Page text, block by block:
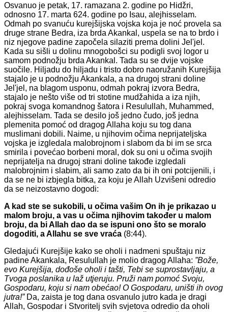
Osvanuo je petak, 17. ramazana 2. godine po Hidžri,
odnosno 17. marta 624. godine po Isau, alejhisselam.
Odmah po svanuću kurejšijska vojska koja je noć provela sa
druge strane Bedra, iza brda Akankal, uspela se na to brdo i
niz njegove padine započela silaziti prema dolini Jel'jel.
Kada su sišli u dolinu mnogobošci su podigli svoj logor u
samom podnožju brda Akankal. Tada su se dvije vojske
suočile. Hiljadu do hiljadu i tristo dobro naoružanih Kurejšija
stajalo je u podnožju Akankala, a na drugoj strani doline
Jel'jel, na blagom usponu, odmah pokraj izvora Bedra,
stajalo je nešto više od tri stotine mudžahida a iza njih,
pokraj svoga komandnog šatora i Resulullah, Muhammed,
alejhisselam. Tada se desilo još jedno čudo, još jedna
plemenita pomoć od dragog Allaha koju su tog dana
muslimani dobili. Naime, u njihovim očima neprijateljska
vojska je izgledala malobrojnom i slabom da bi im se srca
smirila i povećao borbeni moral, dok su oni u očima svojih
neprijatelja na drugoj strani doline takođe izgledali
malobrojnim i slabim, ali samo zato da bi ih oni potcijenili, i
da se ne bi izbjegla bitka, za koju je Allah Uzvišeni odredio
da se neizostavno dogodi:
A kad ste se sukobili, u očima vašim On ih je prikazao u
malom broju, a vas u očima njihovim također u malom
broju, da bi Allah dao da se ispuni ono što se moralo
dogoditi, a Allahu se sve vraća (8:44).
Gledajući Kurejšije kako se oholi i nadmeni spuštaju niz
padine Akankala, Resulullah je molio dragog Allaha: ”Bože,
evo Kurejšija, dođoše oholi i tašti, Tebi se suprostavljaju, a
Tvoga poslanika u laž utjeruju. Pruži nam pomoć Svoju,
Gospodaru, koju si nam obećao! O Gospodaru, uništi ih ovog
jutra!”Da, zaista je tog dana osvanulo jutro kada je dragi
Allah, Gospodar i Stvoritelj svih svjetova odredio da oholi